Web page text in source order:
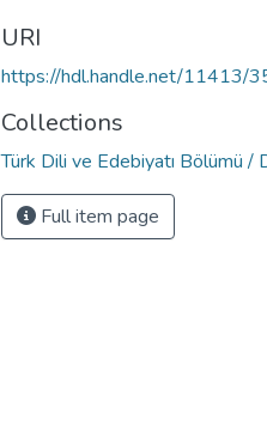
URI
https://hdl.handle.net/11413/
Collections
Türk Dili ve Edebiyatı Bölümü
Full item page